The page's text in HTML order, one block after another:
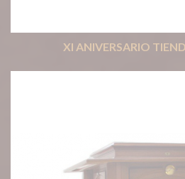
XI ANIVERSARIO